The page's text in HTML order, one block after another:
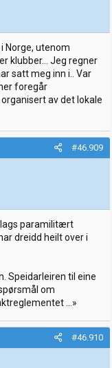
Norge, utenom
klubber... Jeg regner
satt meg inn i.. Var
foregår
av det lokale
#46.909
paramilitært
dreidd heilt over i
Speidarleiren til eine
om
…»
#46.910